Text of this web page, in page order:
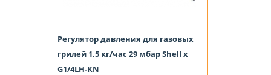
Регулятор давления для газовых
грилей 1,5 кг/час 29 мбар Shell x
G1/4LH-KN